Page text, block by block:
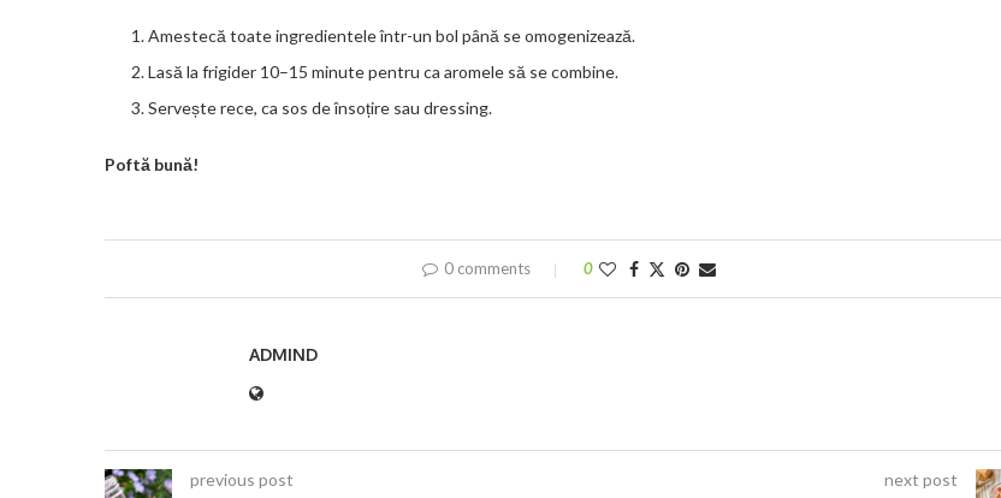
Amestecă toate ingredientele într-un bol până se omogenizează.
Lasă la frigider 10–15 minute pentru ca aromele să se combine.
Servește rece, ca sos de însoțire sau dressing.
Poftă bună!
0 comments 0
ADMIND
previous post
next post